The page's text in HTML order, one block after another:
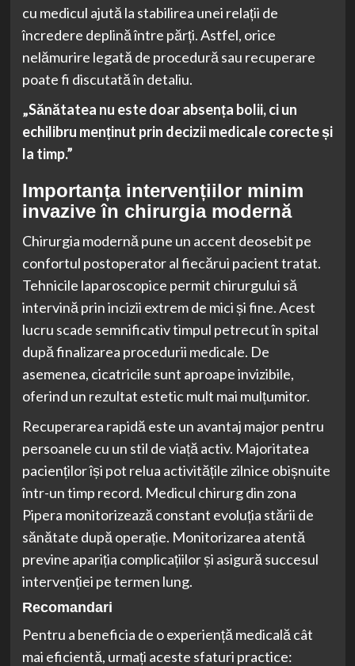
cu medicul ajută la stabilirea unei relații de
încredere deplină între părți. Astfel, orice
nelămurire legată de procedură sau recuperare
poate fi discutată în detaliu.
„Sănătatea nu este doar absența bolii, ci un
echilibru menținut prin decizii medicale corecte și
la timp.”
Importanța intervențiilor minim
invazive în chirurgia modernă
Chirurgia modernă pune un accent deosebit pe
confortul postoperator al fiecărui pacient tratat.
Tehnicile laparoscopice permit chirurgului să
intervină prin incizii extrem de mici și fine. Acest
lucru scade semnificativ timpul petrecut în spital
după finalizarea procedurii medicale. De
asemenea, cicatricile sunt aproape invizibile,
oferind un rezultat estetic mult mai mulțumitor.
Recuperarea rapidă este un avantaj major pentru
persoanele cu un stil de viață activ. Majoritatea
pacienților își pot relua activitățile zilnice obișnuite
într-un timp record. Medicul chirurg din zona
Pipera monitorizează constant evoluția stării de
sănătate după operație. Monitorizarea atentă
previne apariția complicațiilor și asigură succesul
intervenției pe termen lung.
Recomandari
Pentru a beneficia de o experiență medicală cât
mai eficientă, urmați aceste sfaturi practice: